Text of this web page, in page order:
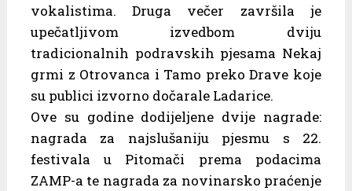
vokalistima. Druga večer završila je
upečatljivom izvedbom dviju
tradicionalnih podravskih pjesama Nekaj
grmi z Otrovanca i Tamo preko Drave koje
su publici izvorno dočarale Ladarice.
Ove su godine dodijeljene dvije nagrade:
nagrada za najslušaniju pjesmu s 22.
festivala u Pitomači prema podacima
ZAMP-a te nagrada za novinarsko praćenje